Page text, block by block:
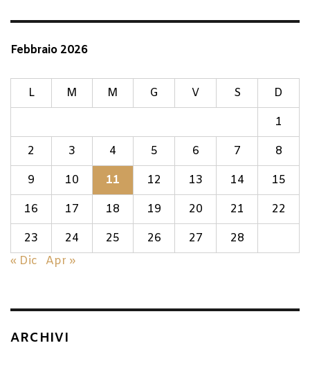
Febbraio 2026
L M M G V S
D
1
2
3 4 5 6 7
8
9
10 11 12 13 14
15
16
17 18 19 20 21
22
23
24 25 26 27
28
« Dic
Apr »
ARCHIVI